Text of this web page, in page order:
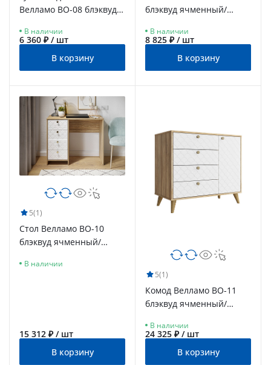
Велламо ВО-08 блэквуд
В наличии
6 360 ₽ / шт
В корзину
блэквуд ячменный/
В наличии
8 825 ₽ / шт
В корзину
5(1)
Стол Велламо ВО-10
блэквуд ячменный/
В наличии
15 312 ₽ / шт
В корзину
5(1)
Комод Велламо ВО-11
блэквуд ячменный/
В наличии
24 325 ₽ / шт
В корзину